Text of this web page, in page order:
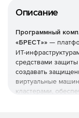
Описание
Программный
«БРЕСТ»» —
ИТ-
средствами
создавать
виртуальные
кластерами,